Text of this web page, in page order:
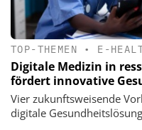
TOP-THEMEN • E-
Digitale Medizin in
fördert innovative
Vier zukunftsweisende
digitale